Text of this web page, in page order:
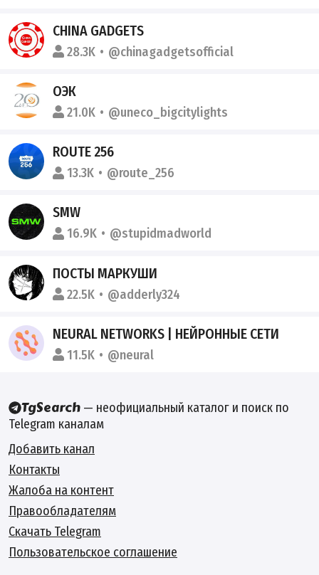
CHINA GADGETS
28.3K @chinagadgetsofficial
ОЭК
21.0K @uneco_bigcitylights
ROUTE 256
13.3K @route_256
SMW
16.9K @stupidmadworld
ПОСТЫ МАРКУШИ
22.5K @adderly324
NEURAL NETWORKS | НЕЙРОННЫЕ СЕТИ
11.5K @neural
— неофициальный каталог и поиск по
Telegram каналам
Добавить канал
Контакты
Жалоба на контент
Правообладателям
Скачать Telegram
Пользовательское соглашение